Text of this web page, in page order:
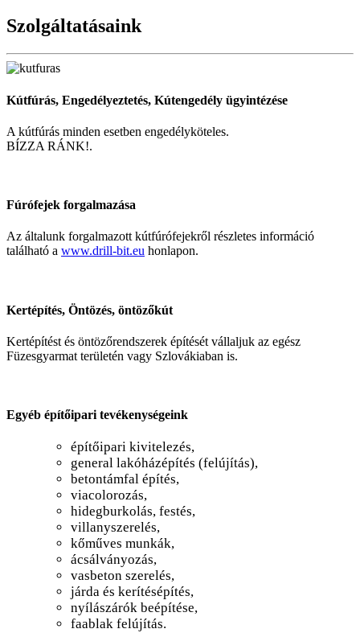
Szolgáltatásaink
Kútfúrás, Engedélyeztetés, Kútengedély ügyintézése
A kútfúrás minden esetben engedélyköteles.
BÍZZA RÁNK!.
Fúrófejek forgalmazása
Az általunk forgalmazott kútfúrófejekről részletes információ
található a www.drill-bit.eu honlapon.
Kertépítés, Öntözés, öntözőkút
Kertépítést és öntözőrendszerek építését vállaljuk az egész
Füzesgyarmat területén vagy Szlovákiaban is.
Egyéb építőipari tevékenységeink
építőipari kivitelezés,
general lakóházépítés (felújítás),
betontámfal építés,
viacolorozás,
hidegburkolás, festés,
villanyszerelés,
kőműves munkák,
ácsálványozás,
vasbeton szerelés,
járda és kerítésépítés,
nyílászárók beépítése,
faablak felújítás.